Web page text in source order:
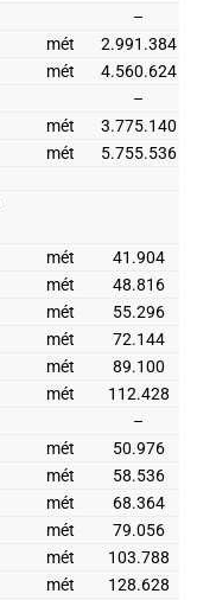
–
mét
2.991.384
mét
4.560.624
–
mét
3.775.140
mét 5.755.536
mét
41.904
mét
48.816
mét
55.296
mét
72.144
mét
89.100
mét
112.428
–
mét
50.976
mét
58.536
mét
68.364
mét
79.056
mét
103.788
mét
128.628